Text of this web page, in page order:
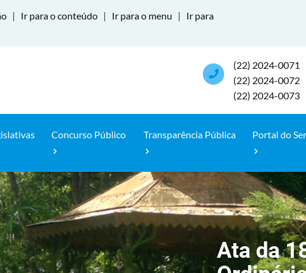
| Ir para o conteúdo | Ir para o menu |
Ir para
(22) 2024-0071
(22) 2024-0072
(22) 2024-0073
Concurso Público Transparência Pública Portal do
Ata da